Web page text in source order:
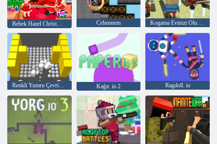
Cehennem Kogama Evinizi Oluşturun
Renkli Yumru Çevrimiçi Kağıt. io 2 Ragdoll. io